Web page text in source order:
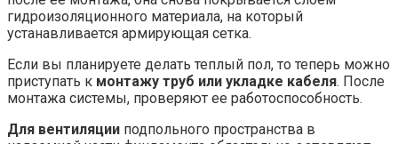
гидроизоляционного материала, на который
устанавливается армирующая сетка.
Если вы планируете делать теплый пол, то теперь можно
приступать к монтажу труб или укладке кабеля. После
монтажа системы, проверяют ее работоспособность.
Для вентиляции подпольного пространства в